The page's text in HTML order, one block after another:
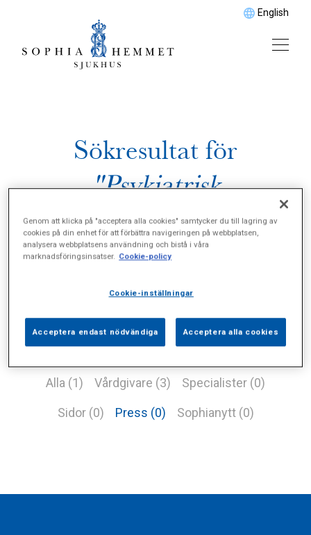
English
Sökresultat för
"Psykiatrisk
konsultation"
Alla (1) Vårdgivare (3) Specialister (0)
Sidor (0) Press (0) Sophianytt (0)
Genom att klicka på "acceptera alla cookies" samtycker du till lagring av
cookies på din enhet för att förbättra navigeringen på webbplatsen,
analysera webbplatsens användning och bistå i våra
marknadsföringsinsatser. Cookie-policy
Cookie-inställningar
Acceptera endast nödvändiga Acceptera alla cookies